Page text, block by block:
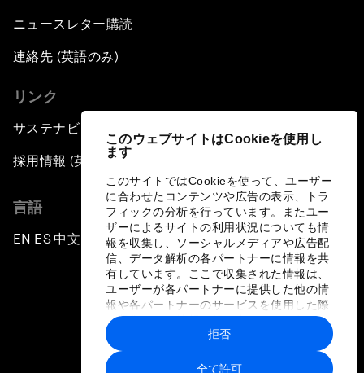
このウェブサイトはCookieを使用し
ます
このサイトではCookieを使って、ユーザー
に合わせたコンテンツや広告の表示、トラ
フィックの分析を行っています。またユー
ザーによるサイトの利用状況についても情
報を収集し、ソーシャルメディアや広告配
信、データ解析の各パートナーに情報を共
有しています。ここで収集された情報は、
ユーザーが各パートナーに提供した他の情
報や各パートナーのサービスを使用した際
に収集された情報と組み合わされ、各パー
トナーによって使用されることがありま
す。
全て許可
拒否
ニュースレター購読
連絡先 (英語のみ)
リンク
サステナビリティへの取り組み
採用情報 (英語のみ)
言語
EN ▪ES▪中文▪ 日本語
プライバシーポリシーと利用規約